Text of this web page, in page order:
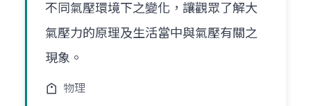
不同氣壓環境下之變化，讓觀眾了解大
氣壓力的原理及生活當中與氣壓有關之
現象。
物理